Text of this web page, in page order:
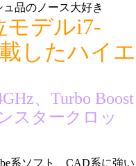
品のノース大好き
モデルi7-
したハイエ
、Turbo Boost
スタークロッ
系ソフト、CAD系に強い